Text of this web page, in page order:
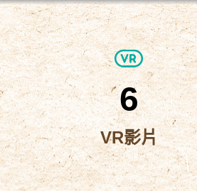
6
VR影片